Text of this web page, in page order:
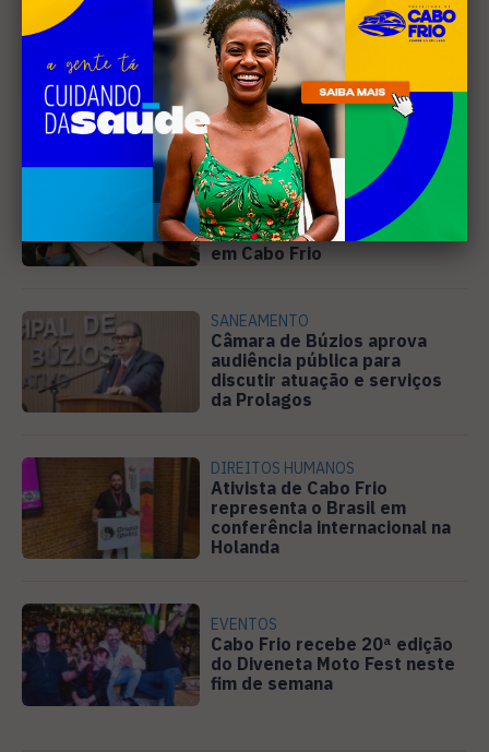
Leia Também
EDUCAÇÃO
Projeto "Interlinhas" lança
concurso de redação para
estudantes do ensino médio
em Cabo Frio
SANEAMENTO
Câmara de Búzios aprova
audiência pública para
discutir atuação e serviços
da Prolagos
DIREITOS HUMANOS
Ativista de Cabo Frio
representa o Brasil em
conferência internacional na
Holanda
EVENTOS
Cabo Frio recebe 20ª edição
do Diveneta Moto Fest neste
fim de semana